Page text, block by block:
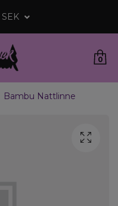
SEK
0
Bambu Nattlinne